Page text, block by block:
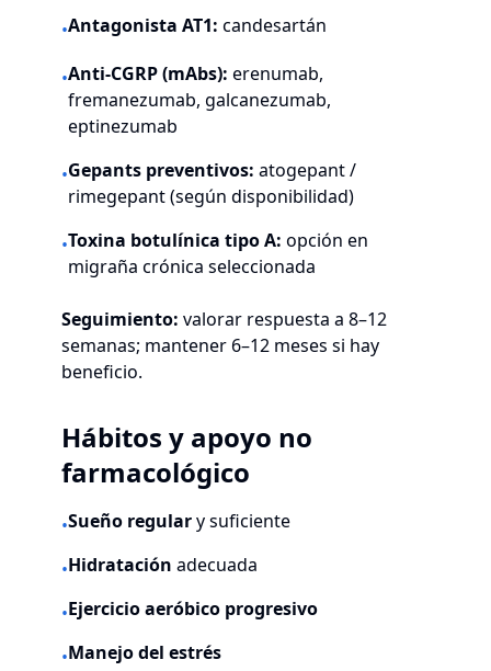
•Antagonista AT1: candesartán
•Anti-CGRP (mAbs): erenumab,
fremanezumab, galcanezumab,
eptinezumab
•Gepants preventivos: atogepant /
rimegepant (según disponibilidad)
•Toxina botulínica tipo A: opción en
migraña crónica seleccionada
Seguimiento: valorar respuesta a 8–12
semanas; mantener 6–12 meses si hay
beneficio.
Hábitos y apoyo no
farmacológico
•Sueño regulary suficiente
•Hidratación adecuada
•Ejercicio aeróbico progresivo
•Manejo del estrés